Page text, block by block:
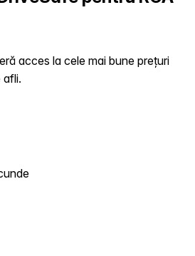
acces la cele mai bune prețuri
afli.